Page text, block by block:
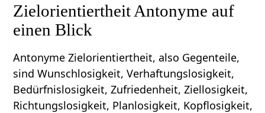
Zielorientiertheit Antonyme auf
einen Blick
Antonyme Zielorientiertheit, also Gegenteile,
sind Wunschlosigkeit, Verhaftungslosigkeit,
Bedürfnislosigkeit, Zufriedenheit, Ziellosigkeit,
Richtungslosigkeit, Planlosigkeit, Kopflosigkeit,